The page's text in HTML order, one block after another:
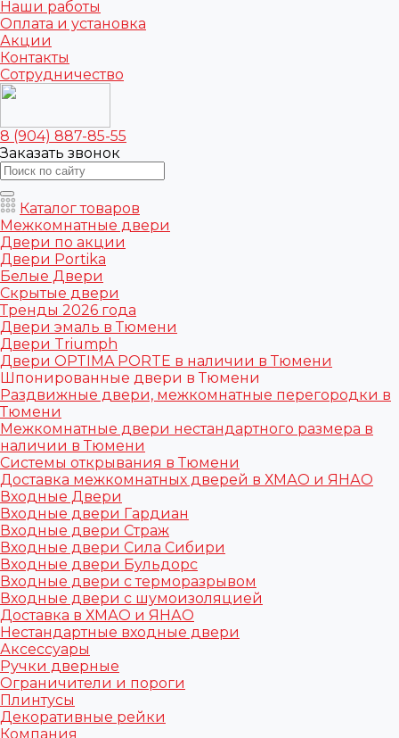
Наши работы
Оплата и установка
Акции
Контакты
Сотрудничество
8 (904) 887-85-55
Заказать звонок
Каталог товаров
Межкомнатные двери
Двери по акции
Двери Portika
Белые Двери
Скрытые двери
Тренды 2026 года
Двери эмаль в Тюмени
Двери Triumph
Двери OPTIMA PORTE в наличии в Тюмени
Шпонированные двери в Тюмени
Раздвижные двери, межкомнатные перегородки в
Тюмени
Межкомнатные двери нестандартного размера в
наличии в Тюмени
Системы открывания в Тюмени
Доставка межкомнатных дверей в ХМАО и ЯНАО
Входные Двери
Входные двери Гардиан
Входные двери Страж
Входные двери Сила Сибири
Входные двери Бульдорс
Входные двери с терморазрывом
Входные двери с шумоизоляцией
Доставка в ХМАО и ЯНАО
Нестандартные входные двери
Аксессуары
Ручки дверные
Ограничители и пороги
Плинтусы
Декоративные рейки
Компания